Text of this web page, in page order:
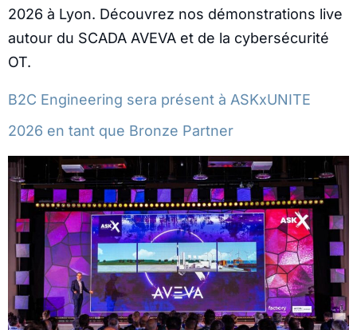
2026 à Lyon. Découvrez nos démonstrations live
autour du SCADA AVEVA et de la cybersécurité
OT.
B2C Engineering sera présent à ASKxUNITE
2026 en tant que Bronze Partner